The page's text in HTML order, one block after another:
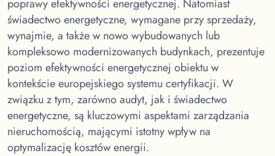
poprawy efektywności energetycznej. Natomiast
świadectwo energetyczne, wymagane przy sprzedaży,
wynajmie, a także w nowo wybudowanych lub
kompleksowo modernizowanych budynkach, prezentuje
poziom efektywności energetycznej obiektu w
kontekście europejskiego systemu certyfikacji. W
związku z tym, zarówno audyt, jak i świadectwo
energetyczne, są kluczowymi aspektami zarządzania
nieruchomością, mającymi istotny wpływ na
optymalizację kosztów energii.